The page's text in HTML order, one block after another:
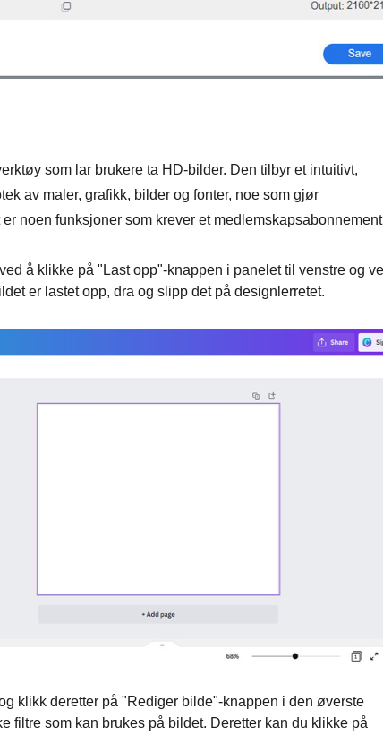
som lar brukere ta HD-bilder. Den tilbyr et intuitivt,
av maler, grafikk, bilder og fonter, noe som gjør
noen funksjoner som krever et
å klikke på "Last opp"-knappen i panelet til venstre og
er lastet opp, dra og slipp det på designlerretet.
klikk deretter på "Rediger bilde"-knappen i den øverste
filtre som kan brukes på bildet. Deretter kan du klikke på